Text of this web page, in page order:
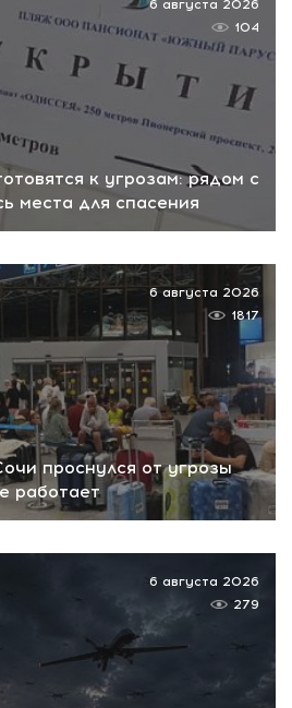
к угрозам: рядом с
места для спасения
6 августа 2026
104
проснулся от угрозы
работает
6 августа 2026
1817
6 августа 2026
279